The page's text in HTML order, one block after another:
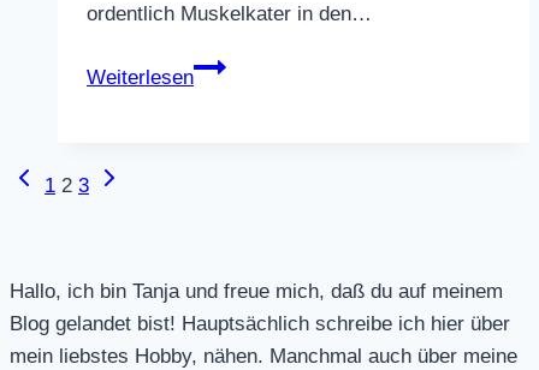
ordentlich Muskelkater in den…
Weiterlesen
Bodenkissen
Seitennavigation
Vorherige
1 2 3
Nächste
Hallo, ich bin Tanja und freue mich, daß du auf meinem
Blog gelandet bist! Hauptsächlich schreibe ich hier über
mein liebstes Hobby, nähen. Manchmal auch über meine